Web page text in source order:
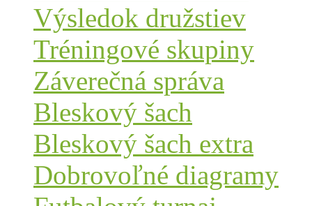
Výsledok družstiev
Tréningové skupiny
Záverečná správa
Bleskový šach
Bleskový šach extra
Dobrovoľné diagramy